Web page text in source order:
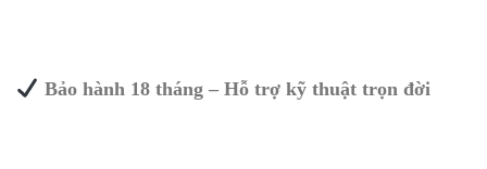
Bảo hành 18 tháng – Hỗ trợ kỹ thuật trọn đời